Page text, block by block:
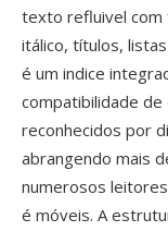
texto refluivel com
itálico, títulos,
é um indice
compatibilidade
reconhecidos por
abrangendo mais
numerosos
é móveis. A